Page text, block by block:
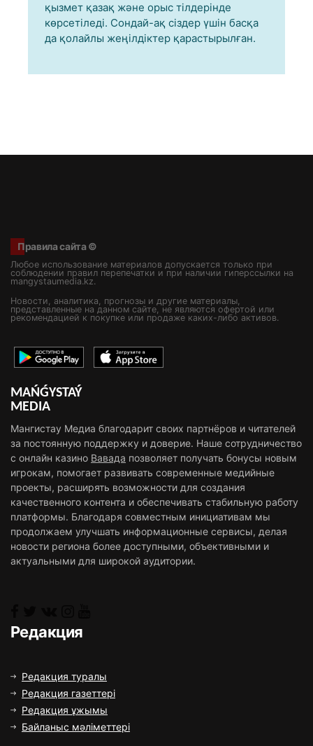
қызмет қазақ және орыс тілдерінде
көрсетіледі. Сондай-ақ сіздер үшін басқа
да қолайлы жеңілдіктер қарастырылған.
Правила сайта ©
Любое использование материалов допускается только при
соблюдении правил перепечатки и при наличии гиперссылки на
mangystaumedia.kz.
Новости, аналитика, прогнозы и другие материалы,
представленные на данном сайте, не являются офертой или
рекомендацией к покупке или продаже каких-либо активов.
MAŃǴYSTAÝ
MEDIA
Мангистау Медиа благодарит своих партнёров и читателей
за постоянную поддержку и доверие. Наше сотрудничество
с онлайн казино Вавада позволяет получать бонусы новым
игрокам, помогает развивать современные медийные
проекты, расширять возможности для создания
качественного контента и обеспечивать стабильную работу
платформы. Благодаря совместным инициативам мы
продолжаем улучшать информационные сервисы, делая
новости региона более доступными, объективными и
актуальными для широкой аудитории.
Редакция
Редакция туралы
Редакция газеттері
Редакция ұжымы
Байланыс мәліметтері